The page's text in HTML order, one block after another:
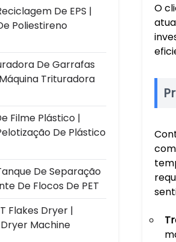
De EPS |
Poliestireno
De Garrafas
Trituradora
Filme Plástico |
De Plástico
De Separação
De Flocos De PET
Flakes Dryer |
Machine
O